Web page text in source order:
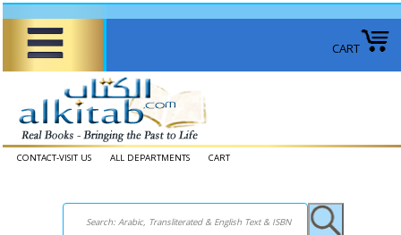
CART
CONTACT-VISIT US ALL DEPARTMENTS CART